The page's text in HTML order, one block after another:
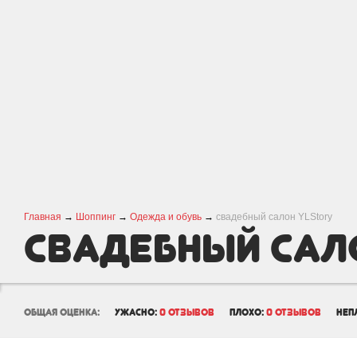
Главная → Шоппинг → Одежда и обувь → свадебный салон YLStory
свадебный
YLStory
общая оценка: ужасно: 0 отзывов плохо: 0 отзывов